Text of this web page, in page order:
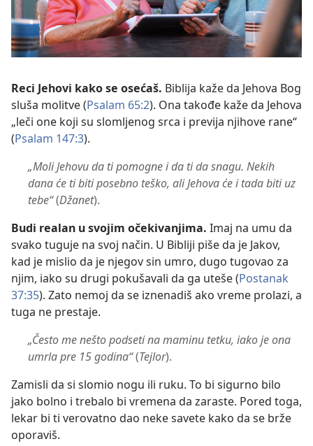
Reci Jehovi kako se osećaš. Biblija kaže da Jehova Bog
sluša molitve (Psalam 65:2). Ona takođe kaže da Jehova
„leči one koji su slomljenog srca i previja njihove rane“
(Psalam 147:3).
„Moli Jehovu da ti pomogne i da ti da snagu. Nekih
dana će ti biti posebno teško, ali Jehova će i tada biti uz
tebe“(Džanet).
Budi realan u svojim očekivanjima. Imaj na umu da
svako tuguje na svoj način. U Bibliji piše da je Jakov,
kad je mislio da je njegov sin umro, dugo tugovao za
njim, iako su drugi pokušavali da ga uteše (Postanak
37:35). Zato nemoj da se iznenadiš ako vreme prolazi, a
tuga ne prestaje.
„Često me nešto podseti na maminu tetku, iako je ona
umrla pre 15 godina“(Tejlor).
Zamisli da si slomio nogu ili ruku. To bi sigurno bilo
jako bolno i trebalo bi vremena da zaraste. Pored toga,
lekar bi ti verovatno dao neke savete kako da se brže
oporaviš.